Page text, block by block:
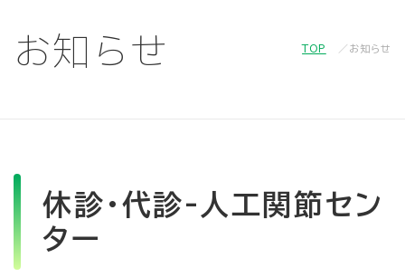
お知らせ TOP お知らせ
休診・代診-人工関節セン
ター